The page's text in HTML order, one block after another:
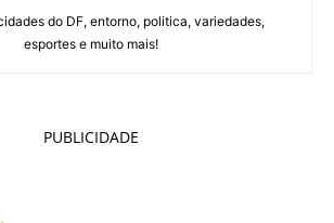
do DF, entorno, politica, variedades,
esportes e muito mais!
PUBLICIDADE